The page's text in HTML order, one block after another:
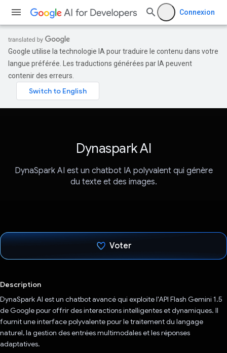
Connexion
Google utilise la technologie IA pour traduire le contenu dans votre
langue préférée. Les traductions générées par IA peuvent
contenir des erreurs.
Dynaspark AI
DynaSpark AI est un chatbot IA polyvalent qui génère
du texte et des images.
Voter
Description
DynaSpark AI est un chatbot avancé qui exploite l'API Flash Gemini 1.5
de Google pour offrir des interactions intelligentes et dynamiques. Il
fournit une interface polyvalente pour le traitement du langage
naturel, la gestion des entrées multimodales et les réponses
adaptatives.